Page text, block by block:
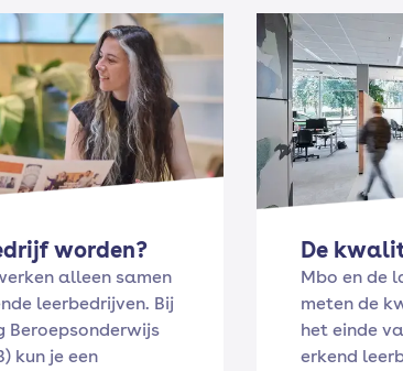
worden?
alleen samen
leerbedrijven. Bij
Beroepsonderwijs
kun je een
De
Mbo en de
meten de
het einde
erkend